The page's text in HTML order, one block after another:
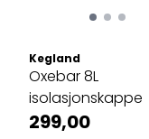
Kegland
Oxebar 8L
isolasjonskappe
299,00